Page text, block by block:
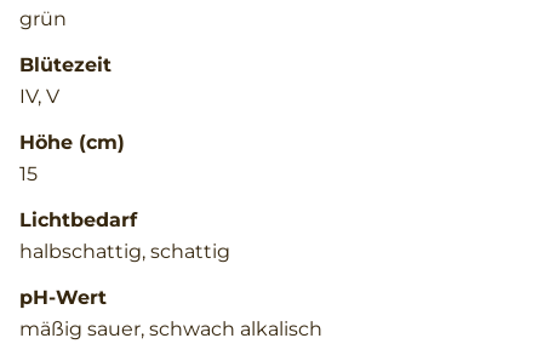
grün
Blütezeit
IV, V
Höhe (cm)
15
Lichtbedarf
halbschattig, schattig
pH-Wert
mäßig sauer, schwach alkalisch